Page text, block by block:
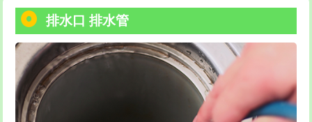
用（追加）/3ｍ超え)
給水管工事※（ライニング鋼管・銅
管・ポリ管・HT管使用/3ｍまで)
44,000円
給水管工事※（ライニング鋼管・銅
管・ポリ管・HT管使用/3ｍ超え)
+8,800円
トーラー機使用/3mまで
追加トーラー機使用/3m超え +3,300円
カメラ調査 33,000円
桝清掃 8,800円
排水口 排水管